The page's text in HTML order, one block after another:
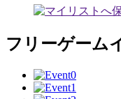
フリーゲーム